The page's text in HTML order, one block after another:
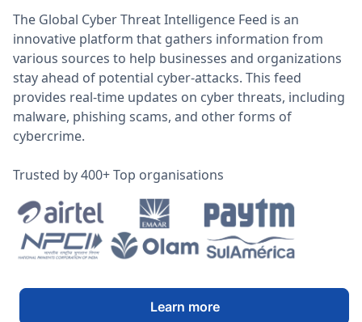
The Global Cyber Threat Intelligence Feed is an
innovative platform that gathers information from
various sources to help businesses and organizations
stay ahead of potential cyber-attacks. This feed
provides real-time updates on cyber threats, including
malware, phishing scams, and other forms of
cybercrime.
Trusted by 400+ Top organisations
Learn more